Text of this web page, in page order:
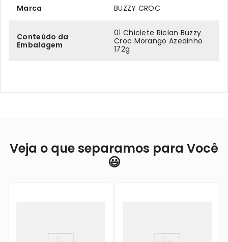
Marca BUZZY CROC
Conteúdo da
Embalagem
01 Chiclete Riclan Buzzy
Croc Morango Azedinho
172g
Veja o que separamos para Você
😃